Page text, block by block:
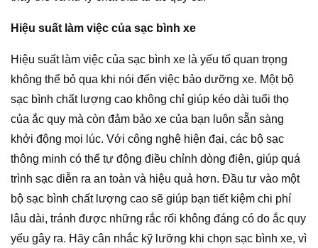
Hiệu suất làm việc của sạc bình xe
Hiệu suất làm việc của sạc bình xe là yếu tố quan trọng
không thể bỏ qua khi nói đến việc bảo dưỡng xe. Một bộ
sạc bình chất lượng cao không chỉ giúp kéo dài tuổi thọ
của ắc quy mà còn đảm bảo xe của bạn luôn sẵn sàng
khởi động mọi lúc. Với công nghệ hiện đại, các bộ sạc
thông minh có thể tự động điều chỉnh dòng điện, giúp quá
trình sạc diễn ra an toàn và hiệu quả hơn. Đầu tư vào một
bộ sạc bình chất lượng cao sẽ giúp bạn tiết kiệm chi phí
lâu dài, tránh được những rắc rối không đáng có do ắc quy
yếu gây ra. Hãy cân nhắc kỹ lưỡng khi chọn sạc bình xe, vì